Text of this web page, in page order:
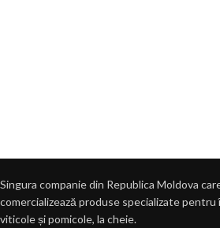
Singura companie din Republica Moldova
comercializează produse specializate
viticole și pomicole, la cheie.